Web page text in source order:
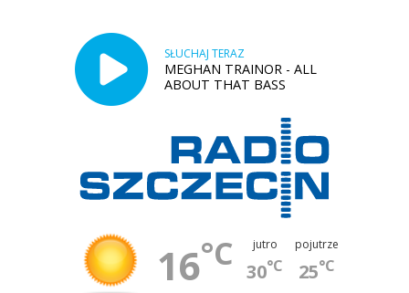
SŁUCHAJ TERAZ
MEGHAN TRAINOR - ALL
ABOUT THAT BASS
16°C jutro
30°C
pojutrze
25°C